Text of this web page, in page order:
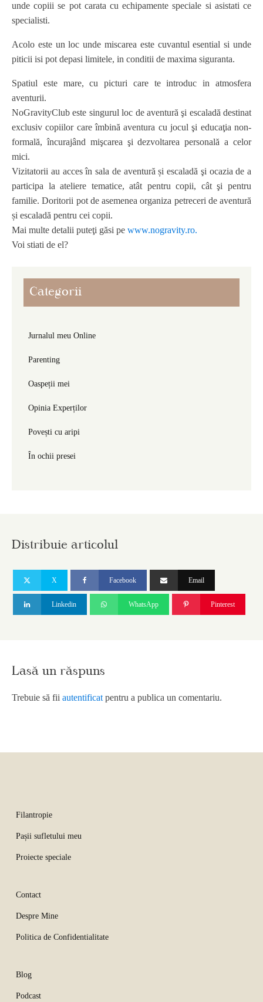
Categorii
Jurnalul meu Online
Parenting
Oaspeții mei
Opinia Experților
Povești cu aripi
În ochii presei
unde copiii se pot carata cu echipamente speciale si asistati ce
specialisti.
Acolo este un loc unde miscarea este cuvantul esential si unde
piticii isi pot depasi limitele, in conditii de maxima siguranta.
Spatiul este mare, cu picturi care te introduc in atmosfera
aventurii.
NoGravityClub este singurul loc de aventură şi escaladă destinat
exclusiv copiilor care îmbină aventura cu jocul şi educaţia non-
formală,încurajând mişcarea şi dezvoltarea personală a celor
mici.
Vizitatorii au accesîn sala de aventură și escaladă şi ocazia de a
participa la ateliere tematice, atât pentru copii, cât şi pentru
familie. Doritorii pot de asemeneaorganiza petreceri de aventură
și escaladă pentru cei copii.
Mai multe detalii puteţi găsi pe www.nogravity.ro.
Voi stiati de el?
Distribuie articolul
X Facebook Email
Linkedin WhatsApp Pinterest
Lasă un răspuns
Trebuie să fii autentificat pentru a publica un comentariu.
Filantropie
Pașii sufletului meu
Proiecte speciale
Contact
Despre Mine
Politica de Confidentialitate
Blog
Podcast